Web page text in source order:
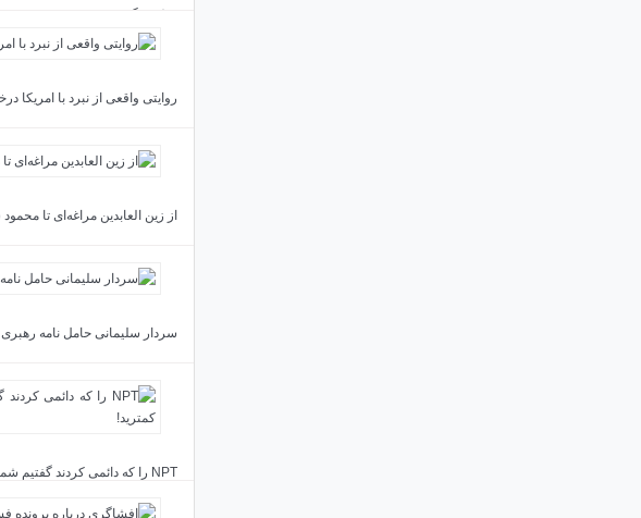
خشنود کردید
روایتی واقعی از نبرد با امریکا
از زین العابدین مراغه‌ای تا
سردار سلیمانی حامل نامه
NPT را که دائمی کردند گفتیم شما از شاه هم کمترید!